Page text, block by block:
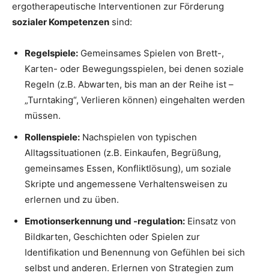
ergotherapeutische Interventionen zur Förderung
sozialer Kompetenzen sind:
Regelspiele: Gemeinsames Spielen von Brett-,
Karten- oder Bewegungsspielen, bei denen soziale
Regeln (z.B. Abwarten, bis man an der Reihe ist –
„Turntaking“, Verlieren können) eingehalten werden
müssen.
Rollenspiele: Nachspielen von typischen
Alltagssituationen (z.B. Einkaufen, Begrüßung,
gemeinsames Essen, Konfliktlösung), um soziale
Skripte und angemessene Verhaltensweisen zu
erlernen und zu üben.
Emotionserkennung und -regulation: Einsatz von
Bildkarten, Geschichten oder Spielen zur
Identifikation und Benennung von Gefühlen bei sich
selbst und anderen. Erlernen von Strategien zum